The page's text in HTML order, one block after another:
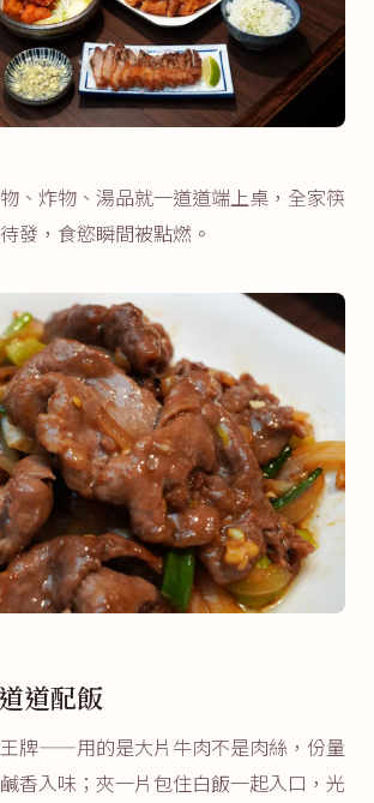
、炸物、湯品就一道道端上桌，全家筷
發，食慾瞬間被點燃。
道配飯
牌——用的是大片牛肉不是肉絲，份量
香入味；夾一片包住白飯一起入口，光